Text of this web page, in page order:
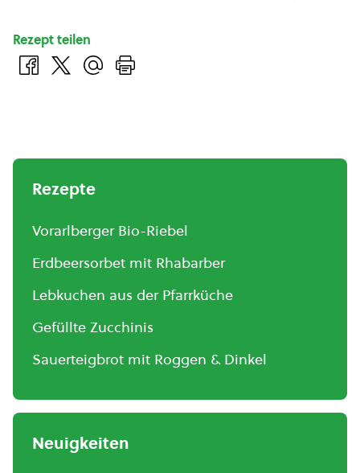
Rezept teilen
Rezepte
Vorarlberger Bio-Riebel
Erdbeersorbet mit Rhabarber
Lebkuchen aus der Pfarrküche
Gefüllte Zucchinis
Sauerteigbrot mit Roggen & Dinkel
Neuigkeiten